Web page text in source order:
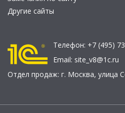
Другие сайты
Телефон: +7 (495)
Email: site_v8@1c.ru
Отдел продаж: г. Москва, улица